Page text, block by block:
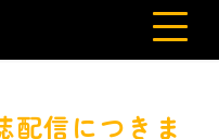
配信につきま